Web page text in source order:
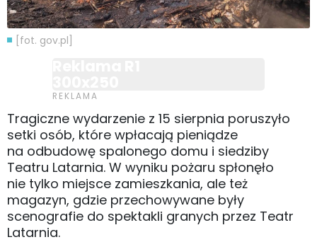
[fot. gov.pl]
Tragiczne wydarzenie z 15 sierpnia poruszyło
setki osób, które wpłacają pieniądze
na odbudowę spalonego domu i siedziby
Teatru Latarnia. W wyniku pożaru spłonęło
nie tylko miejsce zamieszkania, ale też
magazyn, gdzie przechowywane były
scenografie do spektakli granych przez Teatr
Latarnia.